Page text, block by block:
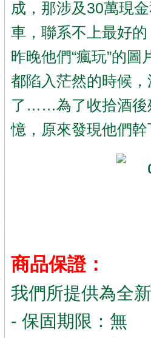
成，那涉及30萬現
車，聯系不上最好
昨晚他們“瘋玩”的
都陷入茫然的時候
了……為了收拾酒後
憶，原來發現他們
商品保證：
我們所提供為全
- 保固期限：無